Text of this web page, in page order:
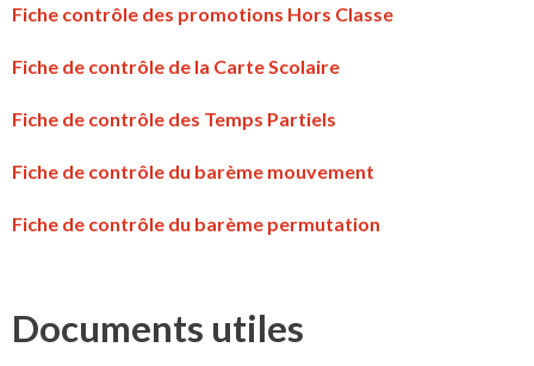
Fiche contrôle des promotions Hors Classe
Fiche de contrôle de la Carte Scolaire
Fiche de contrôle des Temps Partiels
Fiche de contrôle du barème mouvement
Fiche de contrôle du barème permutation
Documents utiles